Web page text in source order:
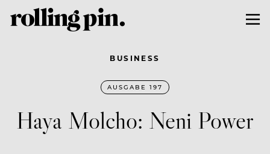
BUSINESS
AUSGABE 197
Haya Molcho: Neni Power